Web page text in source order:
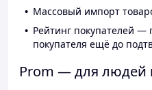
Массовый импорт
Рейтинг покупателей —
покупателя ещё до
Prom — для людей